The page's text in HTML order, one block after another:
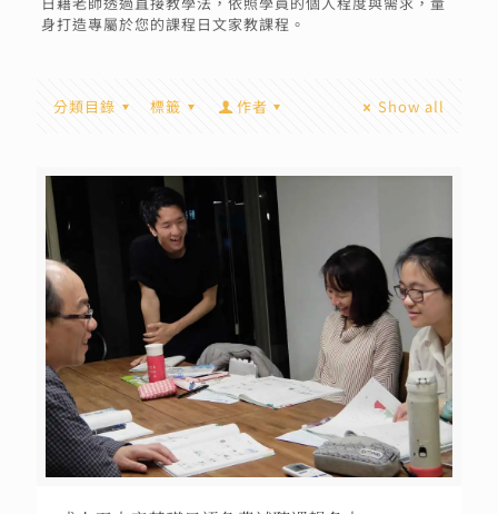
身打造專屬於您的課程日文家教課程。
分類目錄 標籤 作者 Show all